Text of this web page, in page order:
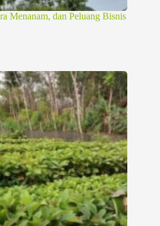
Menanam, dan Peluang Bisnis